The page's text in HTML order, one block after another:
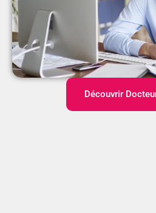
Découvrir